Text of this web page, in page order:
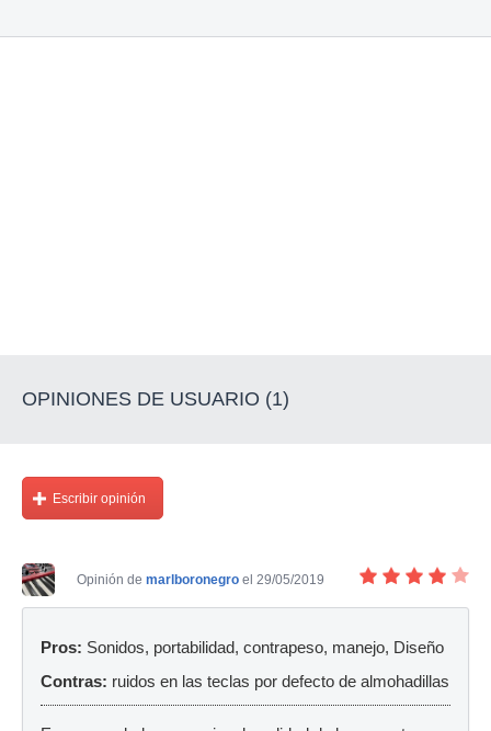
OPINIONES DE USUARIO (1)
Escribir opinión
Opinión de marlboronegro el 29/05/2019
Pros: Sonidos, portabilidad, contrapeso, manejo, Diseño
Contras: ruidos en las teclas por defecto de almohadillas